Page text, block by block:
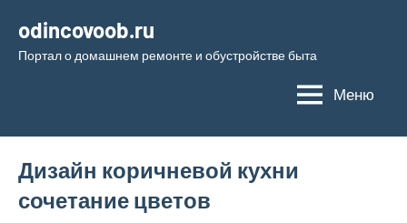
содержимому
odincovoob.ru
Портал о домашнем ремонте и обустройстве быта
Меню
Дизайн коричневой кухни
сочетание цветов